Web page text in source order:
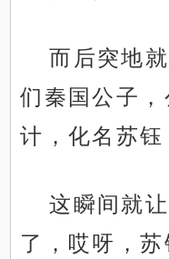
而后突地
们秦国公子
计，化名苏钰
这瞬间就
了，哎呀，